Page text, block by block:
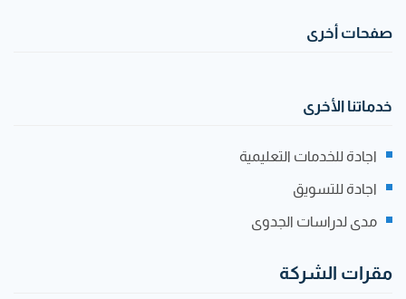
صفحات أخرى
خدماتنا الأخرى
اجادة للخدمات التعليمية
اجادة للتسويق
مدى لدراسات الجدوى
مقرات الشركة